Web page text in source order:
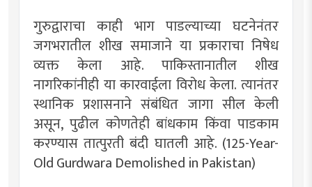
गुरुद्वाराचा काही भाग पाडल्याच्या घटनेनंतर
जगभरातील शीख समाजाने या प्रकाराचा निषेध
व्यक्त केला आहे. पाकिस्तानातील शीख
नागरिकांनीही या कारवाईला विरोध केला. त्यानंतर
स्थानिक प्रशासनाने संबंधित जागा सील केली
असून, पुढील कोणतेही बांधकाम किंवा पाडकाम
करण्यास तात्पुरती बंदी घातली आहे. (125-Year-
Old Gurdwara Demolished in Pakistan)